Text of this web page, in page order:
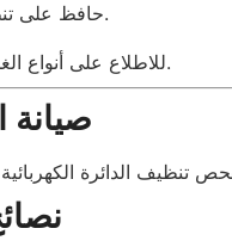
حافظ على تنظيف الفلاتر بانتظام لإطالة عمر الغسالة.
للاطلاع على أنواع.
صيانة